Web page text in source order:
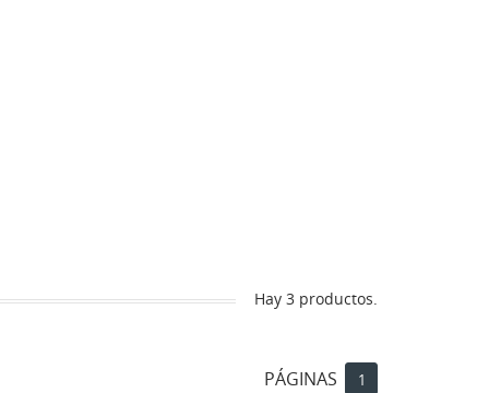
Hay 3 productos.
PÁGINAS 1